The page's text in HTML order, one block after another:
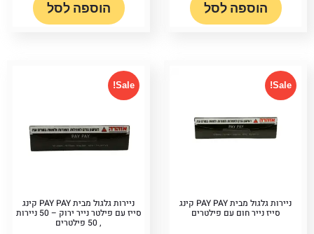
הוספה לסל הוספה לסל
Sale!
ניירות גלגול מבית PAY PAY קינג
סייז נייר חום עם פילטרים
Sale!
ניירות גלגול מבית PAY PAY קינג
סייז עם פילטר נייר ירוק – 50 ניירות
, 50 פילטרים